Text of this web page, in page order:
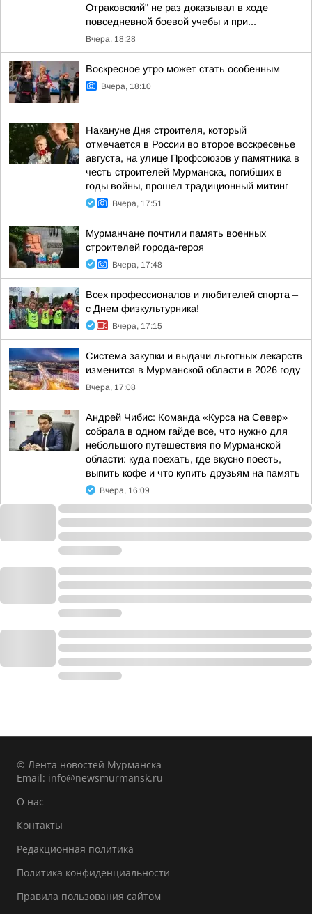
Отраковский" не раз доказывал в ходе
повседневной боевой учебы и при...
Вчера, 18:28
Воскресное утро может стать особенным
Вчера, 18:10
Накануне Дня строителя, который
отмечается в России во второе воскресенье
августа, на улице Профсоюзов у памятника в
честь строителей Мурманска, погибших в
годы войны, прошел традиционный митинг
Вчера, 17:51
Мурманчане почтили память военных
строителей города-героя
Вчера, 17:48
Всех профессионалов и любителей спорта –
с Днем физкультурника!
Вчера, 17:15
Система закупки и выдачи льготных лекарств
изменится в Мурманской области в 2026 году
Вчера, 17:08
Андрей Чибис: Команда «Курса на Север»
собрала в одном гайде всё, что нужно для
небольшого путешествия по Мурманской
области: куда поехать, где вкусно поесть,
выпить кофе и что купить друзьям на память
Вчера, 16:09
© Лента новостей Мурманска
Email: info@newsmurmansk.ru
О нас
Контакты
Редакционная политика
Политика конфиденциальности
Правила пользования сайтом